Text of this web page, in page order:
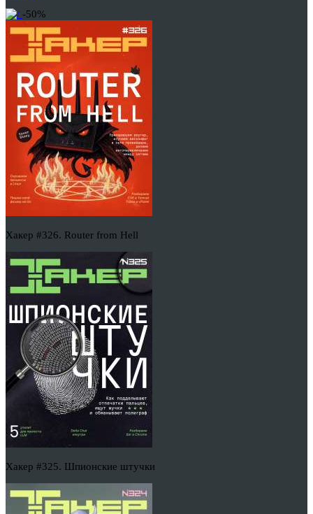
-50%
Хакер #326. Router from Hell
Хакер #325. Шпионские штучки